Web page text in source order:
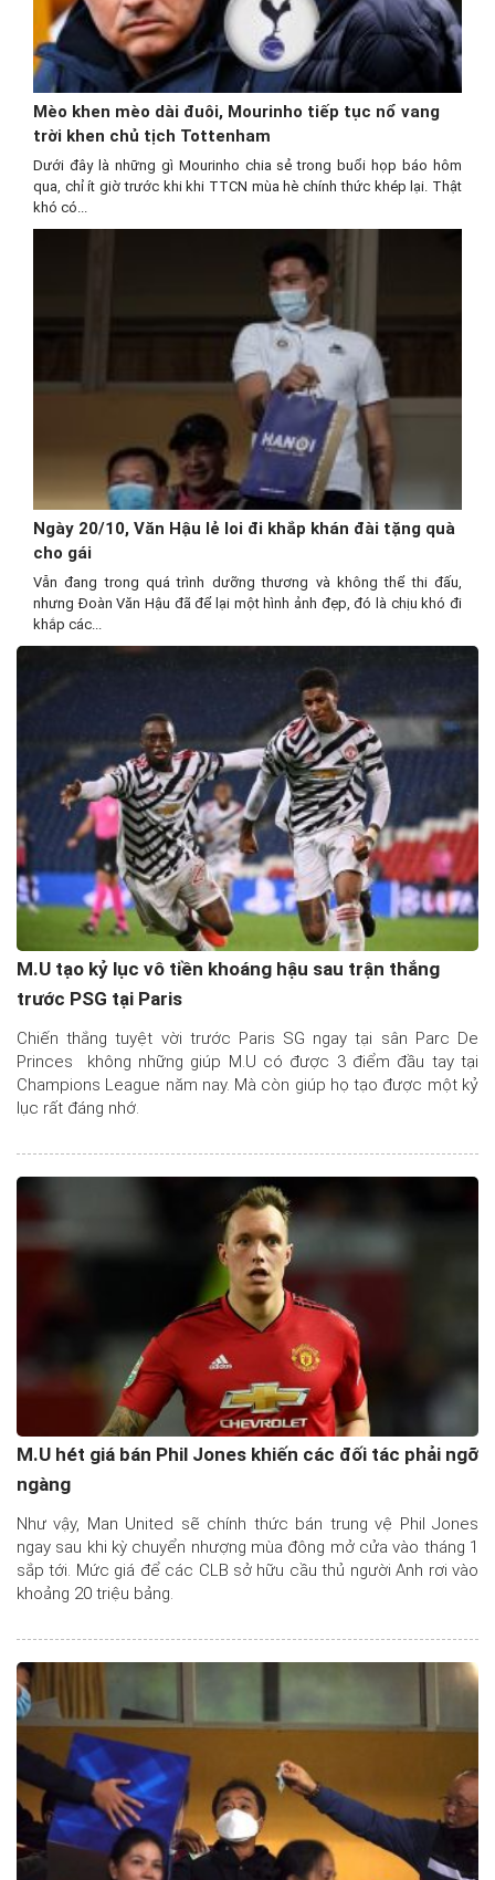
Mèo khen mèo dài đuôi, Mourinho tiếp tục nổ vang
trời khen chủ tịch Tottenham
Dưới đây là những gì Mourinho chia sẻ trong buổi họp báo hôm
qua, chỉ ít giờ trước khi khi TTCN mùa hè chính thức khép lại. Thật
khó có...
Ngày 20/10, Văn Hậu lẻ loi đi khắp khán đài tặng quà
cho gái
Vẫn đang trong quá trình dưỡng thương và không thể thi đấu,
nhưng Đoàn Văn Hậu đã để lại một hình ảnh đẹp, đó là chịu khó đi
khắp các...
M.U tạo kỷ lục vô tiền khoáng hậu sau trận thắng
trước PSG tại Paris
Chiến thắng tuyệt vời trước Paris SG ngay tại sân Parc De
Princes không những giúp M.U có được 3 điểm đầu tay tại
Champions League năm nay. Mà còn giúp họ tạo được một kỷ
lục rất đáng nhớ.
M.U hét giá bán Phil Jones khiến các đối tác phải ngỡ
ngàng
Như vậy, Man United sẽ chính thức bán trung vệ Phil Jones
ngay sau khi kỳ chuyển nhượng mùa đông mở cửa vào tháng 1
sắp tới. Mức giá để các CLB sở hữu cầu thủ người Anh rơi vào
khoảng 20 triệu bảng.